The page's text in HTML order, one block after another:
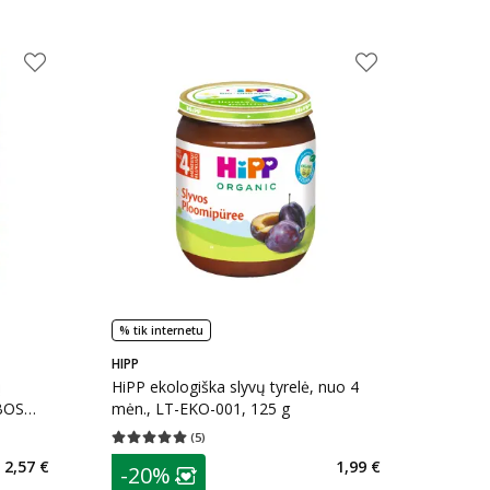
2,57 €
% tik internetu
HIPP
HiPP ekologiška slyvų tyrelė, nuo 4
mėn., LT-EKO-001, 125 g
(5)
Vidutinis įvertinimas 5.00
patarimas
-20% 1,99 €